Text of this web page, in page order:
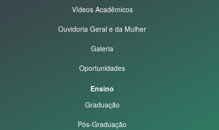
Vídeos Acadêmicos
Ouvidoria Geral e da Mulher
Galeria
Oportunidades
Ensino
Graduação
Pós-Graduação